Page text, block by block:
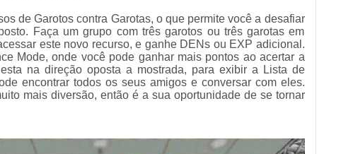
de Garotos contra Garotas, o que permite você a desafiar
Faça um grupo com três garotos ou três garotas em
este novo recurso, e ganhe DENs ou EXP adicional.
Mode, onde você pode ganhar mais pontos ao acertar a
na direção oposta a mostrada, para exibir a Lista de
encontrar todos os seus amigos e conversar com eles.
mais diversão, então é a sua oportunidade de se tornar